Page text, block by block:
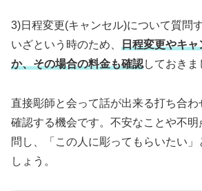
3)日程変更(キャンセル)について質問
いざという時のため、 日程変更やキ
か、その場合の料金も確認しておきま
直接彫師と会って話が出来る打ち合
確認する機会です。不安なことや不
問し、「この人に彫ってもらいたい」
しょう。